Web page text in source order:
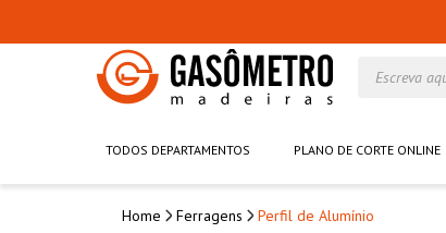
TODOS DEPARTAMENTOS PLANO DE CORTE ONLINE
Ferragens Perfil de Alumínio